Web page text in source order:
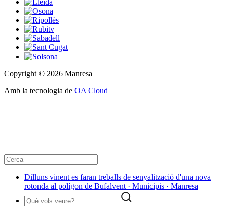
Copyright © 2026 Manresa
Amb la tecnologia de OA Cloud
Dilluns vinent es faran treballs de senyalització d'una nova
rotonda al polígon de Bufalvent · Municipis · Manresa